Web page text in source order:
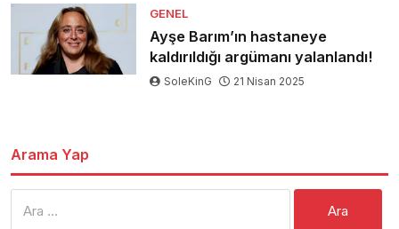
GENEL
Ayşe Barım’ın hastaneye
kaldırıldığı argümanı yalanlandı!
SoleKinG 21 Nisan 2025
Arama Yap